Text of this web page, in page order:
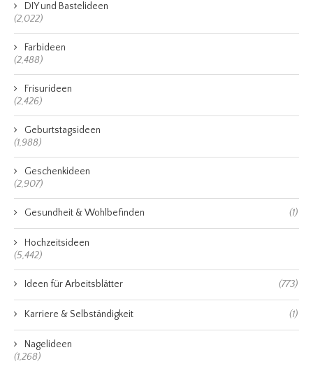
DIY und Bastelideen
(2,022)
Farbideen
(2,488)
Frisurideen
(2,426)
Geburtstagsideen
(1,988)
Geschenkideen
(2,907)
Gesundheit & Wohlbefinden (1)
Hochzeitsideen
(5,442)
Ideen für Arbeitsblätter (773)
Karriere & Selbständigkeit (1)
Nagelideen
(1,268)